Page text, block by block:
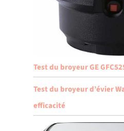
Test du broyeur GE
Test du broyeur d’évier
efficacité